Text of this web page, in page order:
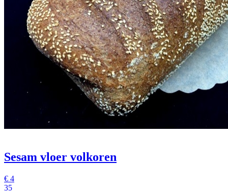
Sesam vloer volkoren
€ 4
35